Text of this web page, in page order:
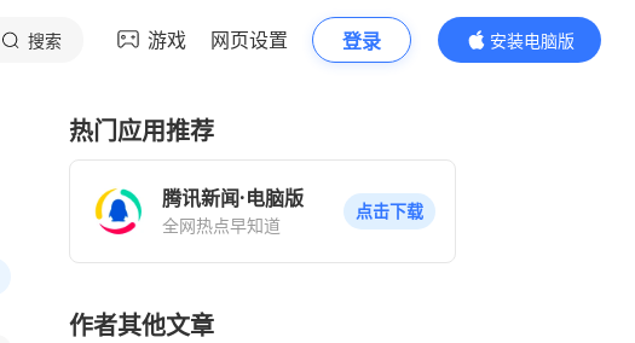
搜索 游戏 网页设置 登录
安装电脑版
内容更精彩
热门应用推荐
腾讯新闻·电脑版
全网热点早知道
点击下载
作者其他文章